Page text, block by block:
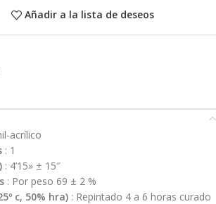
Añadir a la lista de deseos
acrílico
: 1
: 4’15» ± 15″
: Por peso 69 ± 2 %
c, 50% hra) : Repintado 4 a 6 horas curado